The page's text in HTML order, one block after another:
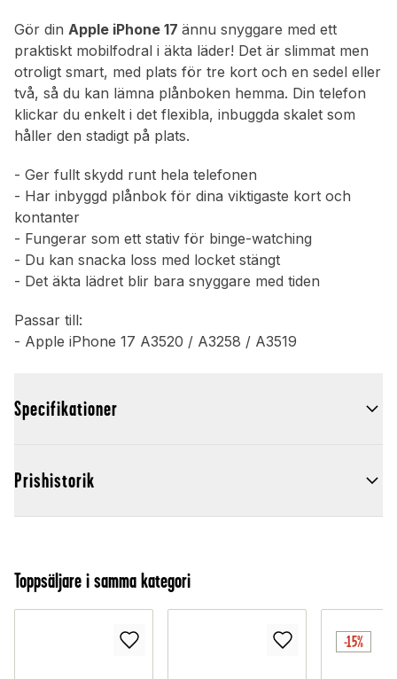
Gör din Apple iPhone 17 ännu snyggare med ett
praktiskt mobilfodral i äkta läder! Det är slimmat men
otroligt smart, med plats för tre kort och en sedel eller
två, så du kan lämna plånboken hemma. Din telefon
klickar du enkelt i det flexibla, inbuggda skalet som
håller den stadigt på plats.
- Ger fullt skydd runt hela telefonen
- Har inbyggd plånbok för dina viktigaste kort och
kontanter
- Fungerar som ett stativ för binge-watching
- Du kan snacka loss med locket stängt
- Det äkta lädret blir bara snyggare med tiden
Passar till:
- Apple iPhone 17 A3520 / A3258 / A3519
Specifikationer
Prishistorik
Toppsäljare i samma kategori
-15%